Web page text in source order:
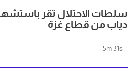
سلطات الاحتلال تقر
دياب من قطاع غزة
5m 31s